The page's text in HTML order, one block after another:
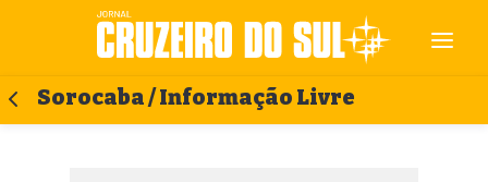
Sorocaba / Informação Livre